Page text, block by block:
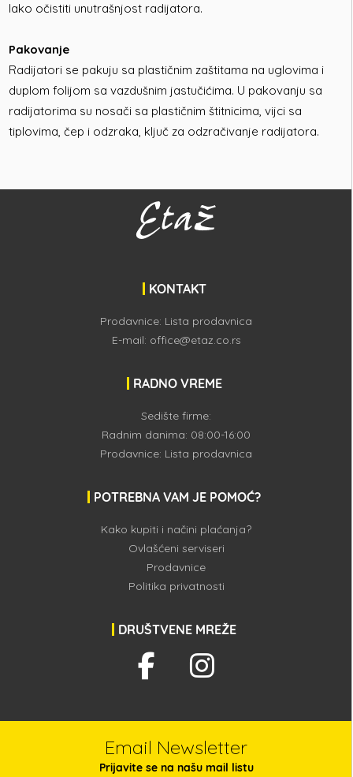
lako očistiti unutrašnjost radijatora.
Pakovanje
Radijatori se pakuju sa plastičnim zaštitama na uglovima i
duplom folijom sa vazdušnim jastučićima. U pakovanju sa
radijatorima su nosači sa plastičnim štitnicima, vijci sa
tiplovima, čep i odzraka, ključ za odzračivanje radijatora.
KONTAKT
Prodavnice: Lista prodavnica
E-mail: office@etaz.co.rs
RADNO VREME
Sedište firme:
Radnim danima: 08:00-16:00
Prodavnice: Lista prodavnica
POTREBNA VAM JE POMOĆ?
Kako kupiti i načini plaćanja?
Ovlašćeni serviseri
Prodavnice
Politika privatnosti
DRUŠTVENE MREŽE
Email Newsletter
Prijavite se na našu mail listu